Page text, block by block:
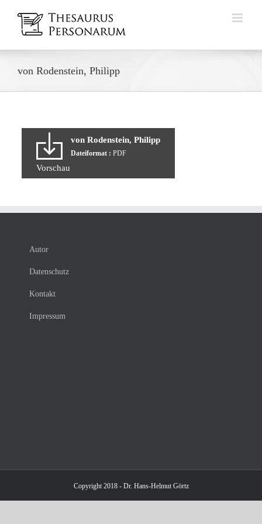
Inhalt
springen
von Rodenstein, Philipp
von Rodenstein, Philipp
Dateiformat : PDF
Vorschau
Autor
Datenschutz
Kontakt
Impressum
Copyright 2018 - Dr. Hans-Helmut Görtz